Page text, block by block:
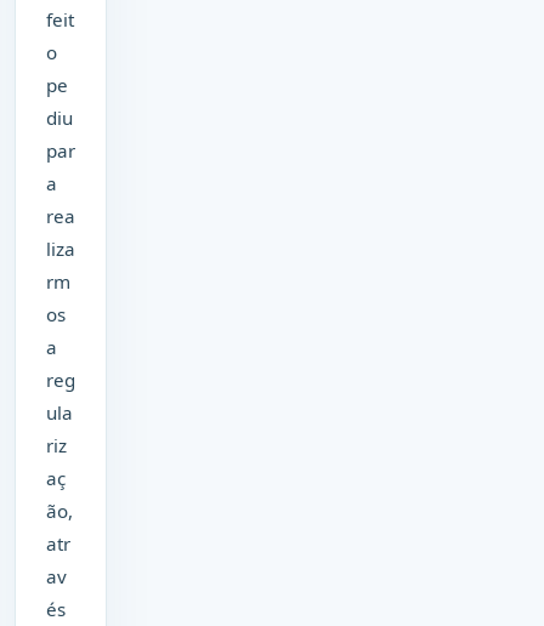
feit
o
pe
diu
par
a
rea
liza
rm
os
a
reg
ula
riz
aç
ão,
atr
av
és